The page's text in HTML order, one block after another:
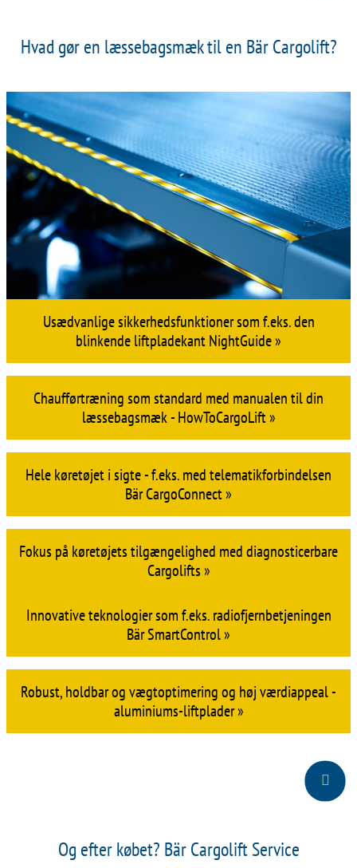
Hvad gør en læssebagsmæk til en Bär Cargolift?
Usædvanlige sikkerhedsfunktioner som f.eks. den
blinkende liftpladekant NightGuide »
Chaufførtræning som standard med manualen til din
læssebagsmæk - HowToCargoLift »
Hele køretøjet i sigte - f.eks. med telematikforbindelsen
Bär CargoConnect »
Fokus på køretøjets tilgængelighed med diagnosticerbare
Cargolifts »
Innovative teknologier som f.eks. radiofjernbetjeningen
Bär SmartControl »
Robust, holdbar og vægtoptimering og høj værdiappeal -
aluminiums-liftplader »
Og efter købet? Bär Cargolift Service